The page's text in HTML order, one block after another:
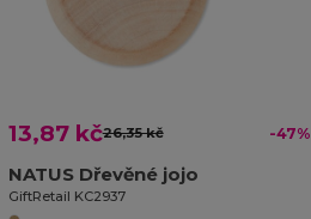
13,87 kč26,35 kč -47%
NATUS Dřevěné jojo
GiftRetail KC2937